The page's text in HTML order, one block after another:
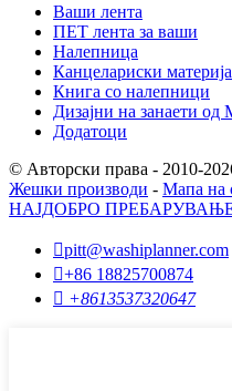
Ваши лента
ПЕТ лента за ваши
Налепница
Канцелариски
Книга со налепници
Дизајни на занаети од
Додатоци
© Авторски права - 2010-
Жешки производи - Мапа на
НАЈДОБРО
pitt@washiplanner.com
+86 18825700874
 +8613537320647